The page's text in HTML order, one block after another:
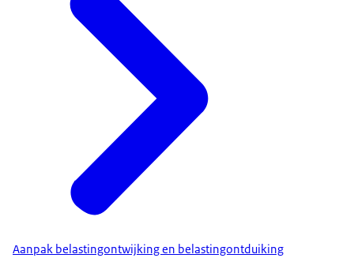
Aanpak belastingontwijking en belastingontduiking